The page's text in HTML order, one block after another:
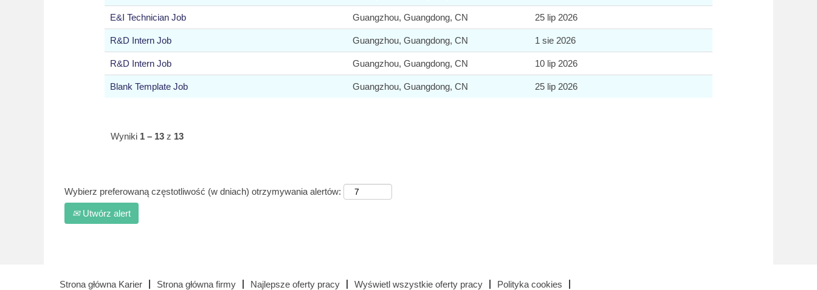
E&I Technician Job Guangzhou, Guangdong, CN 25 lip 2026
R&D Intern Job Guangzhou, Guangdong, CN 1 sie 2026
R&D Intern Job Guangzhou, Guangdong, CN 10 lip 2026
Blank Template Job Guangzhou, Guangdong, CN 25 lip 2026
Wyniki 1 – 13 z 13
Wybierz preferowaną częstotliwość (w dniach) otrzymywania alertów:
Utwórz alert
Strona główna Karier Strona główna firmy Najlepsze oferty pracy Wyświetl wszystkie oferty pracy Polityka cookies